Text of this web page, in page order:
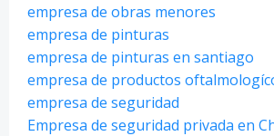
empresa de obras menores
empresa de pinturas
empresa de pinturas en santiago
empresa de productos
empresa de seguridad
Empresa de seguridad privada en